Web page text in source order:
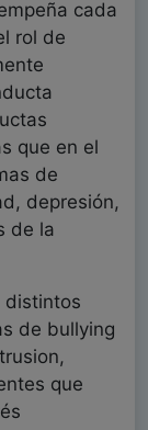
cada
rol de
que en el
de
depresión,
de la
distintos
de bullying
que